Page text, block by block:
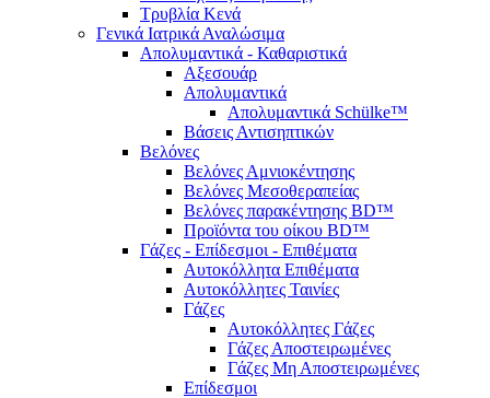
Τρυβλία Κενά
Γενικά Ιατρικά Αναλώσιμα
Απολυμαντικά - Καθαριστικά
Αξεσουάρ
Απολυμαντικά
Απολυμαντικά Schülke™
Βάσεις Αντισηπτικών
Βελόνες
Βελόνες Αμνιοκέντησης
Βελόνες Μεσοθεραπείας
Βελόνες παρακέντησης BD™
Προϊόντα του οίκου BD™
Γάζες - Επίδεσμοι - Επιθέματα
Αυτοκόλλητα Επιθέματα
Αυτοκόλλητες Ταινίες
Γάζες
Αυτοκόλλητες Γάζες
Γάζες Αποστειρωμένες
Γάζες Μη Αποστειρωμένες
Επίδεσμοι